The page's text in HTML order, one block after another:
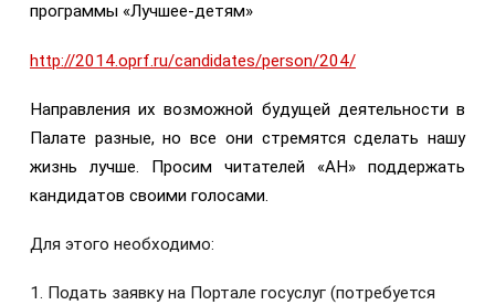
программы «Лучшее-детям»
http://2014.oprf.ru/candidates/person/204/
Направления их возможной будущей деятельности в
Палате разные, но все они стремятся сделать нашу
жизнь лучше. Просим читателей «АН» поддержать
кандидатов своими голосами.
Для этого необходимо:
1. Подать заявку на Портале госуслуг (потребуется